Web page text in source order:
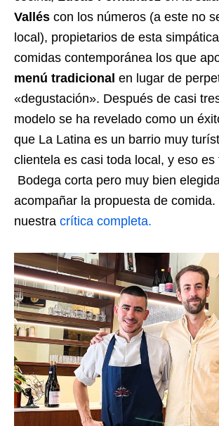
Vallés con los números (a este no
local), propietarios de esta
comidas contemporánea los que
menú tradicional en lugar de
«degustación». Después de casi
modelo se ha revelado como un
que La Latina es un barrio muy
clientela es casi toda local, y eso es
Bodega corta pero muy bien
acompañar la propuesta de
nuestra crítica completa.